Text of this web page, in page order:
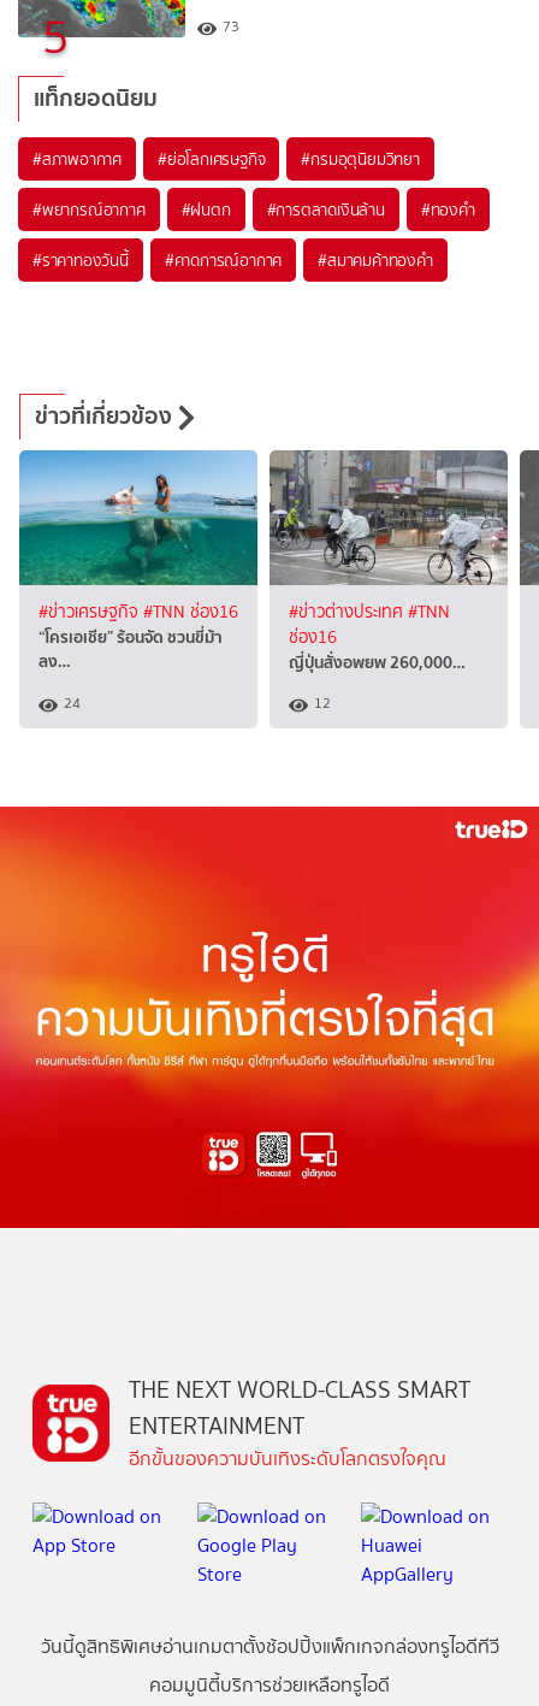
5 73
แท็กยอดนิยม
#สภาพอากาศ #ย่อโลกเศรษฐกิจ #กรมอุตุนิยมวิทยา
#พยากรณ์อากาศ #ฝนตก #การตลาดเงินล้าน #ทองคำ
#ราคาทองวันนี้ #คาดการณ์อากาศ #สมาคมค้าทองคำ
ข่าวที่เกี่ยวข้อง
#ข่าวเศรษฐกิจ #TNN ช่อง16
“โครเอเชีย” ร้อนจัด ชวนขี่ม้า
ลง…
24
#ข่าวต่างประเทศ #TNN
ช่อง16
ญี่ปุ่นสั่งอพยพ 260,000…
12
THE NEXT WORLD-CLASS SMART
ENTERTAINMENT
อีกขั้นของความบันเทิงระดับโลกตรงใจคุณ
วันนี้ดูสิทธิพิเศษอ่านเกมตาตั้งช้อปปิ้งแพ็กเกจกล่องทรูไอดีทีวี
คอมมูนิตี้บริการช่วยเหลือทรูไอดี